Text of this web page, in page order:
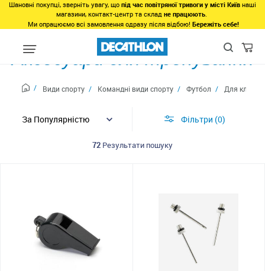
Шановні покупці, зверніть увагу, що під час повітряної тривоги у місті Київ наші
магазини, контакт-центр та склад не працюють.
Ми опрацюємо всі замовлення одразу після відбою! Бережіть себе!
Аксесуари для тренування
Види спорту Командні види спорту Футбол Для клубів
Фільтри 0
72 Результати пошуку